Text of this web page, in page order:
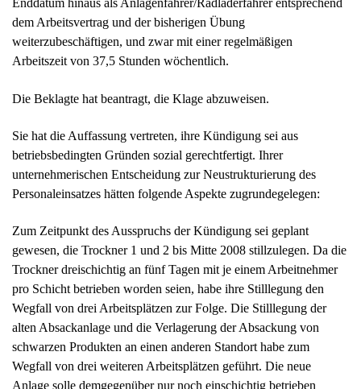
betriebsbedingten Gründen sozial gerechtfertigt. Ihrer
unternehmerischen Entscheidung zur Neustrukturierung des
Personaleinsatzes hätten folgende Aspekte zugrundegelegen:
gewesen, die Trockner 1 und 2 bis Mitte 2008 stillzulegen. Da die
pro Schicht betrieben worden seien, habe ihre Stilllegung den
Wegfall von drei Arbeitsplätzen zur Folge. Die Stilllegung der
alten Absackanlage und die Verlagerung der Absackung von
schwarzen Produkten an einen anderen Standort habe zum
Anlage solle demgegenüber nur noch einschichtig betrieben
werden, da sie leistungsfähiger als die alte sei.
Allerdings habe man sich auch entschlossen, drei
Springerarbeitsplätze, die bislang durch Leiharbeitskräfte besetzt
gewesen seien, künftig wieder mit eigenen Mitarbeitern zu
besetzen, so dass im Ergebnis lediglich drei Arbeitsplätze im
Bereich der Produktion entfallen seien.